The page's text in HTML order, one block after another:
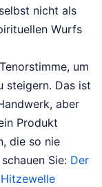
nicht als
Wurfs
um
steigern. Das ist
aber
Produkt
die so nie
Sie: Der